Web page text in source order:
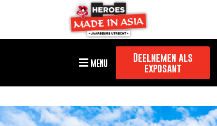
MENU
Deelnemen als
exposant